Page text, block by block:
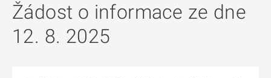
Žádost o informace ze dne
12. 8. 2025